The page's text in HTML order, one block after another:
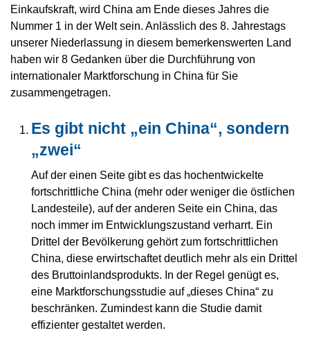
Einkaufskraft, wird China am Ende dieses Jahres die
Nummer 1 in der Welt sein. Anlässlich des 8. Jahrestags
unserer Niederlassung in diesem bemerkenswerten Land
haben wir 8 Gedanken über die Durchführung von
internationaler Marktforschung in China für Sie
zusammengetragen.
Es gibt nicht „ein China“, sondern
„zwei“
Auf der einen Seite gibt es das hochentwickelte
fortschrittliche China (mehr oder weniger die östlichen
Landesteile), auf der anderen Seite ein China, das
noch immer im Entwicklungszustand verharrt. Ein
Drittel der Bevölkerung gehört zum fortschrittlichen
China, diese erwirtschaftet deutlich mehr als ein Drittel
des Bruttoinlandsprodukts. In der Regel genügt es,
eine Marktforschungsstudie auf „dieses China“ zu
beschränken. Zumindest kann die Studie damit
effizienter gestaltet werden.